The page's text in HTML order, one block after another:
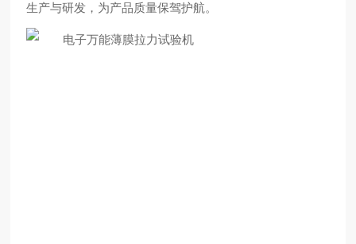
生产与研发，为产品质量保驾护航。